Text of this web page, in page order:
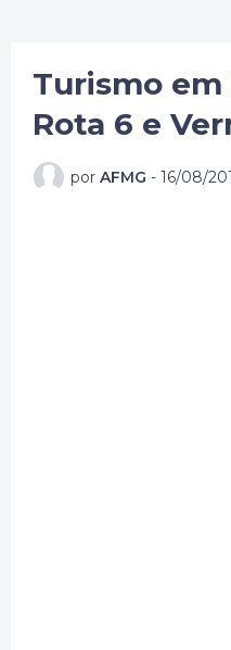
Turismo em
Rota 6 e
por AFMG - 16/08/